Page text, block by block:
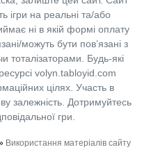
ігри на реальні та/або
ні в якій формі оплату
можуть бути пов’язані з
тоталізаторами. Будь-які
volyn.tabloyid.com
цілях. Участь в
залежність. Дотримуйтесь
гри.
Використання матеріалів сайту